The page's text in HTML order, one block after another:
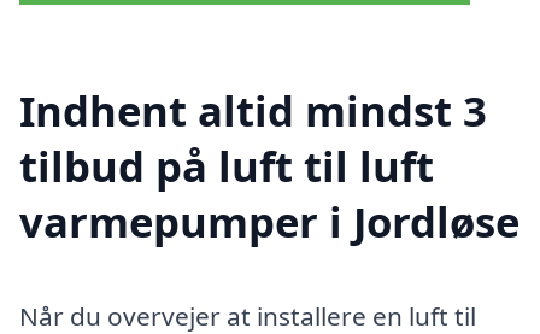
Indhent altid mindst 3
tilbud på luft til luft
varmepumper i Jordløse
Når du overvejer at installere en luft til